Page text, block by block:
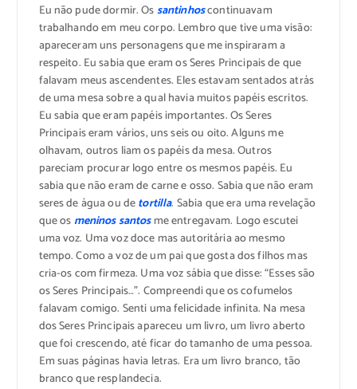
Eu não pude dormir. Ossantinhoscontinuavam
trabalhando em meu corpo. Lembro que tive uma visão:
apareceram uns personagens que me inspiraram a
respeito. Eu sabia que eram os Seres Principais de que
falavam meus ascendentes. Eles estavam sentados atrás
de uma mesa sobre a qual havia muitos papéis escritos.
Eu sabia que eram papéis importantes. Os Seres
Principais eram vários, uns seis ou oito. Alguns me
olhavam, outros liam os papéis da mesa. Outros
pareciam procurar logo entre os mesmos papéis. Eu
sabia que não eram de carne e osso. Sabia que não eram
seres de água ou detortilla. Sabia que era uma revelação
que osmeninos santosme entregavam. Logo escutei
uma voz. Uma voz doce mas autoritária ao mesmo
tempo. Como a voz de um pai que gosta dos filhos mas
cria-os com firmeza. Uma voz sábia que disse: “Esses são
os Seres Principais…”. Compreendi que os cofumelos
falavam comigo. Senti uma felicidade infinita. Na mesa
dos Seres Principais apareceu um livro, um livro aberto
que foi crescendo, até ficar do tamanho de uma pessoa.
Em suas páginas havia letras. Era um livro branco, tão
branco que resplandecia.